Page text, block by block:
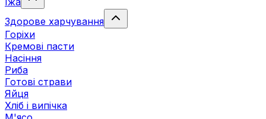
Здорове харчування
Горіхи
Кремові пасти
Насіння
Риба
Готові страви
Яйця
Хліб і випічка